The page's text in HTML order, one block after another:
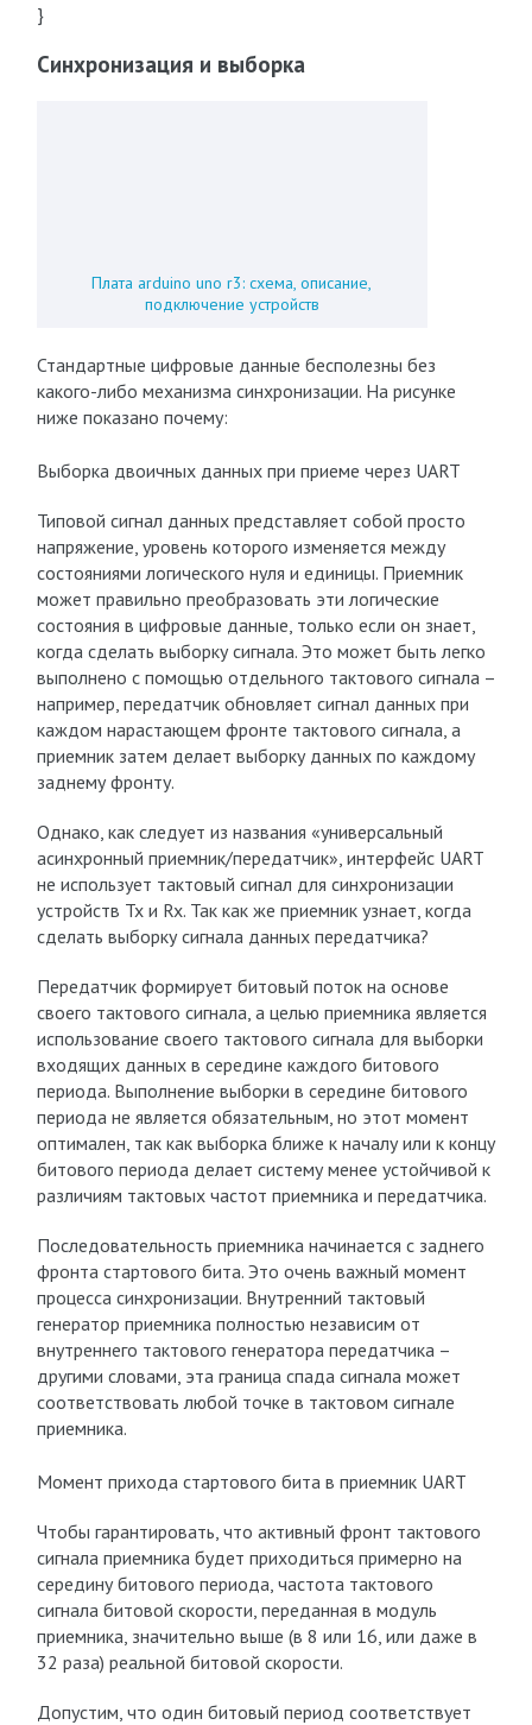
}
Синхронизация и выборка
Плата arduino uno r3: схема, описание,
подключение устройств
Стандартные цифровые данные бесполезны без
какого-либо механизма синхронизации. На рисунке
ниже показано почему:
Выборка двоичных данных при приеме через UART
Типовой сигнал данных представляет собой просто
напряжение, уровень которого изменяется между
состояниями логического нуля и единицы. Приемник
может правильно преобразовать эти логические
состояния в цифровые данные, только если он знает,
когда сделать выборку сигнала. Это может быть легко
выполнено с помощью отдельного тактового сигнала –
например, передатчик обновляет сигнал данных при
каждом нарастающем фронте тактового сигнала, а
приемник затем делает выборку данных по каждому
заднему фронту.
Однако, как следует из названия «универсальный
асинхронный приемник/передатчик», интерфейс UART
не использует тактовый сигнал для синхронизации
устройств Tx и Rx. Так как же приемник узнает, когда
сделать выборку сигнала данных передатчика?
Передатчик формирует битовый поток на основе
своего тактового сигнала, а целью приемника является
использование своего тактового сигнала для выборки
входящих данных в середине каждого битового
периода. Выполнение выборки в середине битового
периода не является обязательным, но этот момент
оптимален, так как выборка ближе к началу или к концу
битового периода делает систему менее устойчивой к
различиям тактовых частот приемника и передатчика.
Последовательность приемника начинается с заднего
фронта стартового бита. Это очень важный момент
процесса синхронизации. Внутренний тактовый
генератор приемника полностью независим от
внутреннего тактового генератора передатчика –
другими словами, эта граница спада сигнала может
соответствовать любой точке в тактовом сигнале
приемника.
Момент прихода стартового бита в приемник UART
Чтобы гарантировать, что активный фронт тактового
сигнала приемника будет приходиться примерно на
середину битового периода, частота тактового
сигнала битовой скорости, переданная в модуль
приемника, значительно выше (в 8 или 16, или даже в
32 раза) реальной битовой скорости.
Допустим, что один битовый период соответствует